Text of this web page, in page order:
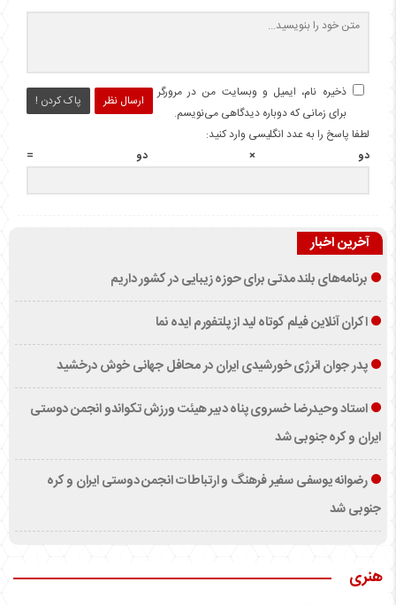
ارسال نظر پاک کردن !
ذخیره نام، ایمیل و وبسایت من در مرورگر
برای زمانی که دوباره دیدگاهی می‌نویسم.
لطفا پاسخ را به عدد انگلیسی وارد کنید:
دو × دو =
آخرین اخبار
برنامه‌های بلند مدتی برای حوزه زیبایی در کشور داریم
اکران آنلاین فیلم کوتاه لید از پلتفورم ایده نما
پدر جوان انرژی خورشیدی ایران در محافل جهانی خوش درخشید
استاد وحیدرضا خسروی پناه دبیر هیئت ورزش تکواندو انجمن دوستی
ایران و کره جنوبی شد
رضوانه یوسفی سفیر فرهنگ و ارتباطات انجمن دوستی ایران و کره
جنوبی شد
هنری